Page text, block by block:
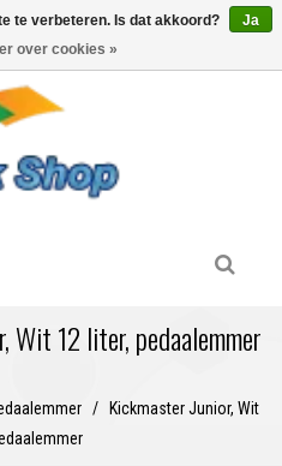
Wit 12 liter, pedaalemmer
/
Kickmaster Junior, Wit
te verbeteren. Is dat akkoord?
Ja
over cookies »